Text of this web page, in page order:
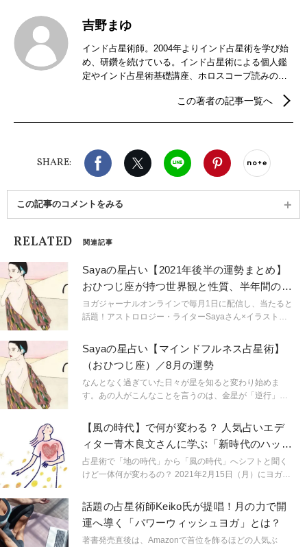
吉野まゆ
インド占星術師。2004年よりインド占星術を学び始
め、研鑽を続けている。インド占星術による個人鑑
定やインド占星術基礎講座、ホロスコープ読みの講
ガ手帳の制作販売を行っている。この著者の記事一覧へ
SHARE:
Facebook X（旧twitter）
LINE Pinterest
この記事のコメントをみる
RELATED 関連記事
Sayaの星占い【2021年後半の運勢まとめ】
おひつじ座が持つ世界観と性質、半年間の運
勢は？
ヨガジャーナルオンラインで毎月1日に配信し、当たると
話題！アストロロジー・ライターSayaさん×イラストレ
ンドフルネス占星術」。星のようすを知ることで過去や
未来の不安や心配に心捉われず、今起きていることを冷
静に見つめられる「マインドフルネスな占い」。各星座
が持つ世界観や性質、また2021年後半の運勢をアストロ
ロジー・ライターSayaさんが教えてくれました。各星座
maegamimamiさんによるイラストにもご注目くださ
い。
Sayaの星占い【マインドフルネス占星術】
（おひつじ座）／8月の運勢
なんとなく過ぎていた日々が星を知ると変わり始めま
す。あの人がこんなことを言うのは、金星が「逆行」し
い。こんなにも気持ちが盛り上がるのは満月だからと言
うように。星という眼鏡をもつことで、小さなささやき
や予兆にも気づき始め、「今、ここ」に集中できるよう
に。マインドフルに生きられるようになるのです。
「今、ここ」を生きるためのマインドフルネス占星術の
【風の時代】で何が変わる？ 人気占いエデ
ィター青木良文さんに学ぶ「新時代のハッピ
ーを呼ぶヒント」
占星術で「地の時代」から「風の時代」へシフトと聞く
けど一体何が変わるの？ 2021年2月15日（月）にヨガジ
ガライフアドバイザー渋木さやかさんＭＣのインスタラ
イブ＃SayaCafe】より、青木良文さんに伺った「風の時
代を心地よく生きるキーワード」をお届け！
話題の占星術師Keiko氏が提唱！月の力で開
運へ導く「パワーウィッシュヨガ」とは？
著書発売直後は、Amazonで首位を飾るほどの人気ぶ